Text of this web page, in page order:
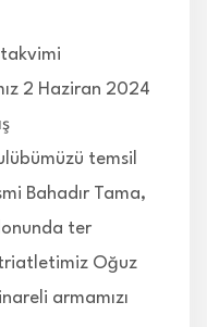
2 Haziran 2024
temsil
Bahadır Tama,
ter
triatletimiz Oğuz
armamızı